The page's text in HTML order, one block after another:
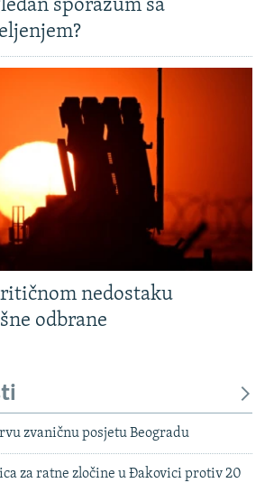
sporazum sa
nedostaku
odbrane
zvaničnu posjetu Beogradu
za ratne zločine u Đakovici protiv 20